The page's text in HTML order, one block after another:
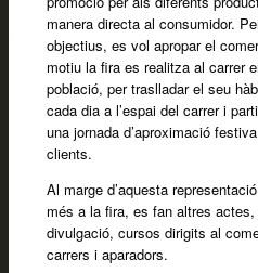
manera directa al consumidor.
objectius, es vol apropar el
motiu la fira es realitza al carrer
població, per traslladar el seu
cada dia a l’espai del carrer i
una jornada d’aproximació
clients.
Al marge d’aquesta
més a la fira, es fan altres
divulgació, cursos dirigits al
carrers i aparadors.